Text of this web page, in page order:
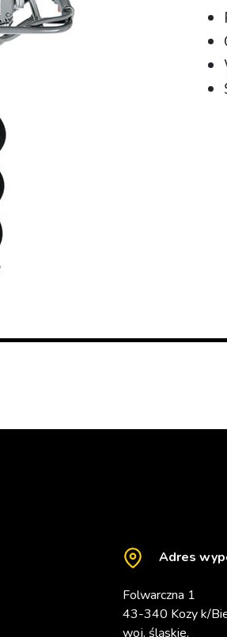
Adres
Folwarczna 1
43-340 Kozy k/
woj. śląskie.